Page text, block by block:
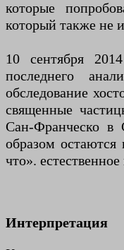
которые
который также не
10 сентября
последнего
обследование
священные
Сан-Франческо в
образом
что». естественное
Интерпретация